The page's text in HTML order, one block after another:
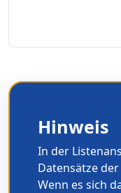
Hinweis
In der
Datensätze
Wenn es sich